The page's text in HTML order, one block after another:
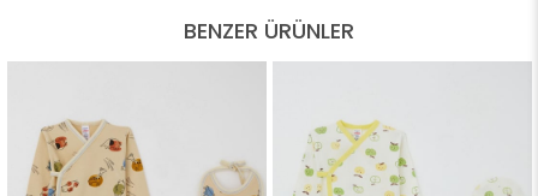
BENZER ÜRÜNLER